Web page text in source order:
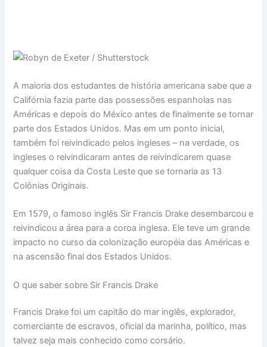
A maioria dos estudantes de história americana sabe que a
Califórnia fazia parte das possessões espanholas nas
Américas e depois do México antes de finalmente se tornar
parte dos Estados Unidos. Mas em um ponto inicial,
também foi reivindicado pelos ingleses – na verdade, os
ingleses o reivindicaram antes de reivindicarem quase
qualquer coisa da Costa Leste que se tornaria as 13
Colônias Originais.
Em 1579, o famoso inglês Sir Francis Drake desembarcou e
reivindicou a área para a coroa inglesa. Ele teve um grande
impacto no curso da colonização européia das Américas e
na ascensão final dos Estados Unidos.
O que saber sobre Sir Francis Drake
Francis Drake foi um capitão do mar inglês, explorador,
comerciante de escravos, oficial da marinha, político, mas
talvez seja mais conhecido como corsário.